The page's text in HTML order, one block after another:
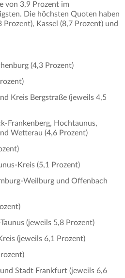
von 3,9 Prozent im
Die höchsten Quoten haben
Kassel (8,7 Prozent) und
(4,3 Prozent)
Kreis Bergstraße (jeweils 4,5
Frankenberg, Hochtaunus,
Wetterau (4,6 Prozent)
Kreis (5,1 Prozent)
Weilburg und Offenbach
(jeweils 5,8 Prozent)
(jeweils 6,1 Prozent)
Stadt Frankfurt (jeweils 6,6